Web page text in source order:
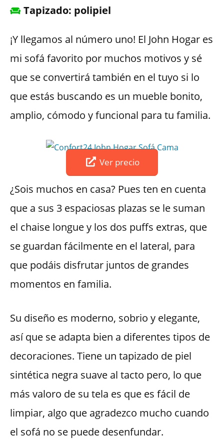
Tapizado: polipiel
¡Y llegamos al número uno! El John Hogar es
mi sofá favorito por muchos motivos y sé
que se convertirá también en el tuyo si lo
que estás buscando es un mueble bonito,
amplio, cómodo y funcional para tu familia.
Ver precio
¿Sois muchos en casa? Pues ten en cuenta
que a sus 3 espaciosas plazas se le suman
el chaise longue y los dos puffs extras, que
se guardan fácilmente en el lateral, para
que podáis disfrutar juntos de grandes
momentos en familia.
Su diseño es moderno, sobrio y elegante,
así que se adapta bien a diferentes tipos de
decoraciones. Tiene un tapizado de piel
sintética negra suave al tacto pero, lo que
más valoro de su tela es que es fácil de
limpiar, algo que agradezco mucho cuando
el sofá no se puede desenfundar.